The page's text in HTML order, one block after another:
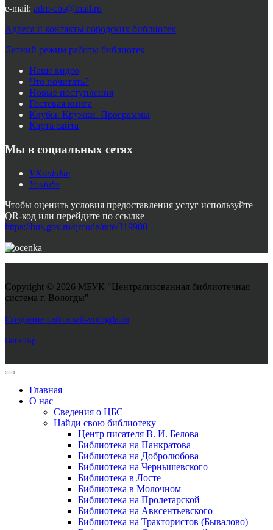
e-mail: adm-cbs@mail.ru
Адреса и контакты городских библиотек
Летний режим работы библиотек
Наше видео
Что почитать?
Новые поступления
Гостевая книга
Клубы. Кружки. Программы
Карта сайта
Мы в социальных сетях
VKontakte
Youtube
Чтобы оценить условия предоставления услуг используйте
QR-код или перейдите по ссылке
https://bus.gov.ru/qrcode/rate/319900
Copyright © 2026 МБУК "Централизованная библиотечная
система г. Вологды"
Создание сайта sait-vologda.ru
Goto Top
Главная
О нас
Сведения о ЦБС
Найди свою библиотеку
Центр писателя В. И. Белова
Библиотека на Панкратова
Библиотека на Добролюбова
Библиотека на Чернышевского
Библиотека в Лосте
Библиотека в Молочном
Библиотека на Пролетарской
Библиотека на Авксентьевского
Библиотека на Трактористов (Бывалово)